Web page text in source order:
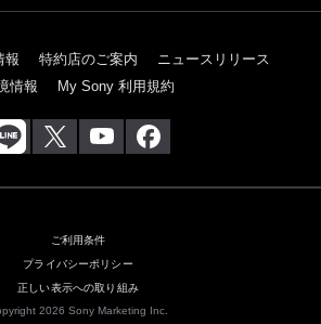
報 特約店のご案内
ニュースリリース
情報
My Sony 利用規約
ご利用条件
プライバシーポリシー
正しい表示への取り組み
2026 Sony Marketing Inc.